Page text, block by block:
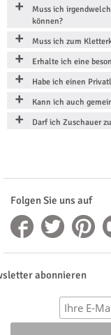
Muss ich
können?
Muss ich zum
Erhalte ich eine
Habe ich einen
Kann ich auch
Darf ich Zuschauer
Folgen Sie uns auf
abonnieren